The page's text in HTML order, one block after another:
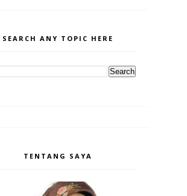
SEARCH ANY TOPIC HERE
TENTANG SAYA